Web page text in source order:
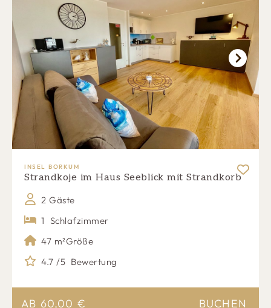
Next
INSEL BORKUM
Strandkoje im Haus Seeblick mit Strandkorb
2 Gäste
1 Schlafzimmer
47 m²Größe
4.7 /5 Bewertung
AB 60,00 € BUCHEN